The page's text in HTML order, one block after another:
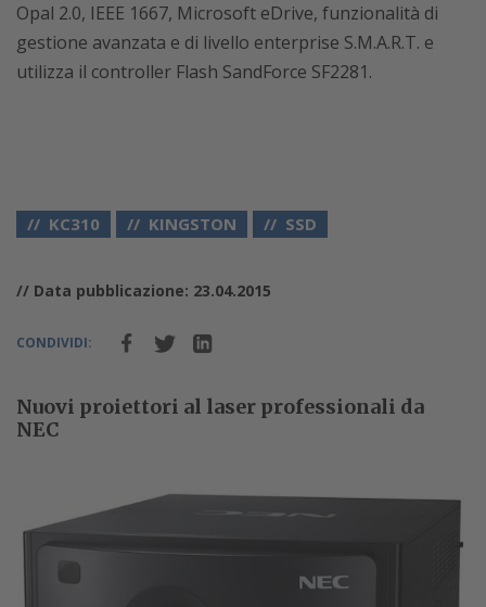
Opal 2.0, IEEE 1667, Microsoft eDrive, funzionalità di
gestione avanzata e di livello enterprise S.M.A.R.T. e
utilizza il controller Flash SandForce SF2281.
KC310 KINGSTON SSD
// Data pubblicazione: 23.04.2015
CONDIVIDI:
Nuovi proiettori al laser professionali da
NEC